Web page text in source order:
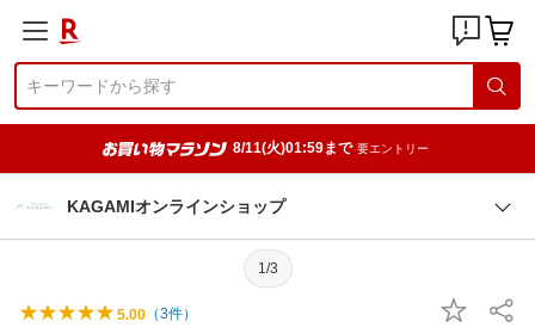
8/11(火)01:59まで 要エントリー
KAGAMIオンラインショップ
1/3
5.00 （3件）